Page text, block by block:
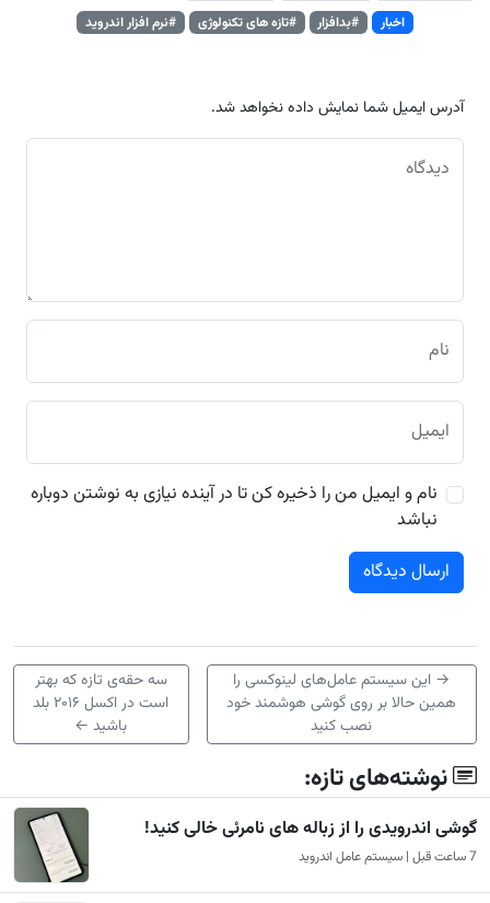
اخبار
#بدافزار #تازه های تکنولوژی #نرم افزار اندروید
آدرس ایمیل شما نمایش داده نخواهد شد.
دیدگاه
نام
ایمیل
نام و ایمیل من را ذخیره کن تا در آینده نیازی به نوشتن دوباره
نباشد
→ این سیستم عامل‌های لینوکسی را
همین حالا بر روی گوشی هوشمند خود
نصب کنید
سه حقه‌ی تازه که بهتر
است در اکسل ۲۰۱۶ بلد
باشید ←
نوشته‌های تازه:
گوشی اندرویدی را از زباله های نامرئی خالی کنید!
7 ساعت قبل | سیستم عامل اندروید